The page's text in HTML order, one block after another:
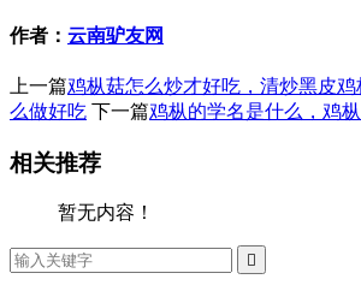
作者： 云南驴友网
上一篇鸡枞菇怎么炒才好吃，清炒黑皮
么做好吃 下一篇鸡枞的学名是什么，鸡
相关推荐
暂无内容！
